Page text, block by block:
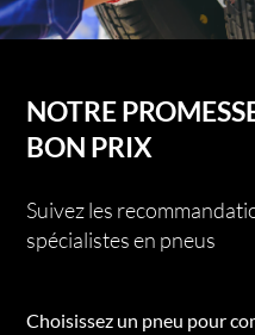
NOTRE
BON PRIX
Suivez les
spécialistes en pneus
Choisissez un pneu pour